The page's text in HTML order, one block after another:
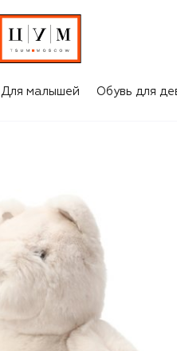
Для малышей Обувь для